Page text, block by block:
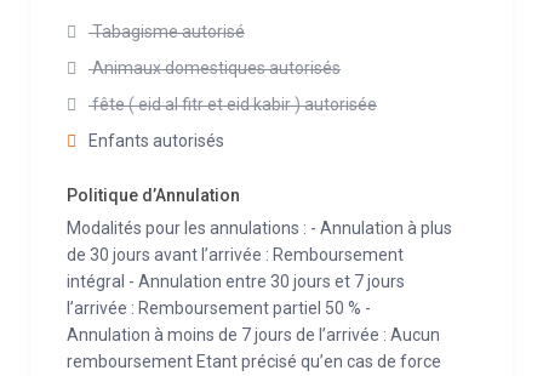
Tabagisme autorisé
Animaux domestiques autorisés
fête ( eid al fitr et eid kabir ) autorisée
Enfants autorisés
Politique d’Annulation
Modalités pour les annulations : - Annulation à plus
de 30 jours avant l’arrivée : Remboursement
intégral - Annulation entre 30 jours et 7 jours
l’arrivée : Remboursement partiel 50 % -
Annulation à moins de 7 jours de l’arrivée : Aucun
remboursement Etant précisé qu’en cas de force